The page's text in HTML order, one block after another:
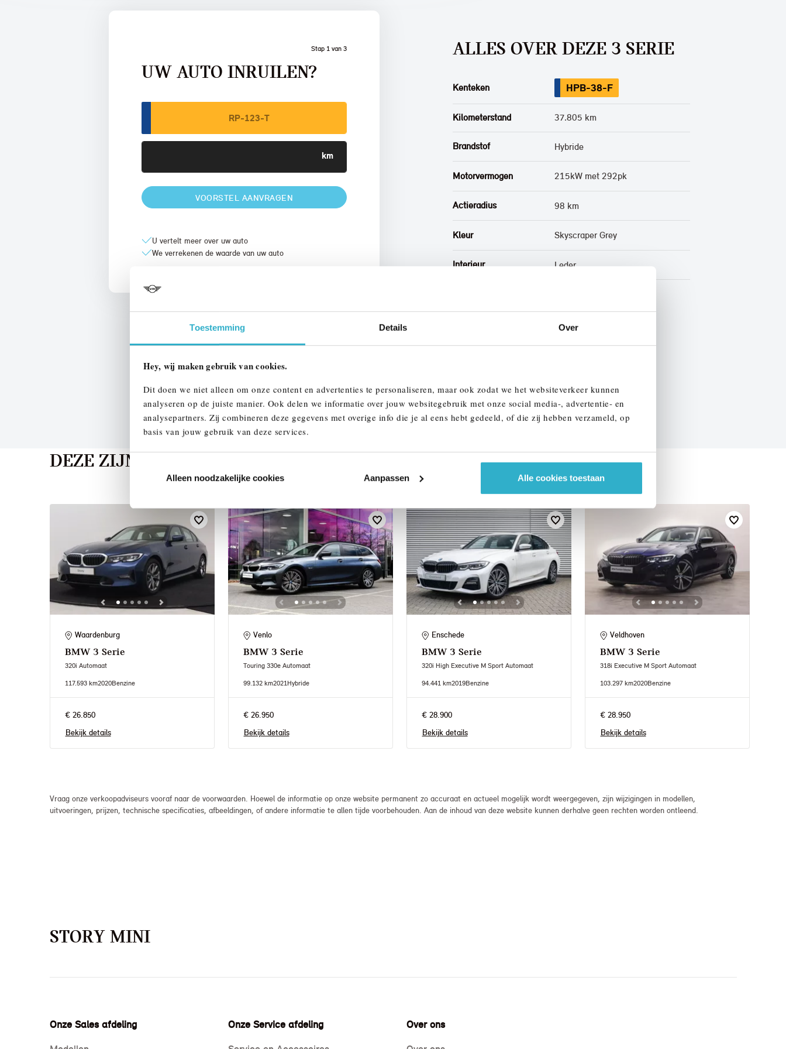
Toestemming Details Over
Hey, wij maken gebruik van cookies.
Dit doen we niet alleen om onze content en advertenties te personaliseren, maar ook zodat we het websiteverkeer kunnen
analyseren op de juiste manier. Ook delen we informatie over jouw websitegebruik met onze social media-, advertentie- en
analysepartners. Zij combineren deze gegevens met overige info die je al eens hebt gedeeld, of die zij hebben verzameld, op
basis van jouw gebruik van deze services.
Alleen noodzakelijke cookies Aanpassen Alle cookies toestaan
Stap 1 van 3
UW AUTO INRUILEN?
VOORSTEL AANVRAGEN
U vertelt meer over uw auto
We verrekenen de waarde van uw auto
ALLES OVER DEZE 3 SERIE
Kenteken HPB-38-F
Kilometerstand 37.805 km
Brandstof Hybride
Motorvermogen 215kW met 292pk
Actieradius 98 km
Kleur Skyscraper Grey
Interieur Leder
DEZE ZIJN VERGELIJKBAAR
Waardenburg
BMW 3 Serie
320i Automaat
117.593 km2020Benzine
€ 26.850
Bekijk details
Venlo
BMW 3 Serie
Touring 330e Automaat
99.132 km2021Hybride
€ 26.950
Bekijk details
Enschede
BMW 3 Serie
320i High Executive M Sport Automaat
94.441 km2019Benzine
€ 28.900
Bekijk details
Veldhoven
BMW 3 Serie
318i Executive M Sport Automaat
103.297 km2020Benzine
€ 28.950
Bekijk details
Vraag onze verkoopadviseurs vooraf naar de voorwaarden. Hoewel de informatie op onze website permanent zo accuraat en actueel mogelijk wordt weergegeven, zijn wijzigingen in modellen,
uitvoeringen, prijzen, technische specificaties, afbeeldingen, of andere informatie te allen tijde voorbehouden. Aan de inhoud van deze website kunnen derhalve geen rechten worden ontleend.
STORY MINI
Onze Sales afdeling Onze Service afdeling Over ons